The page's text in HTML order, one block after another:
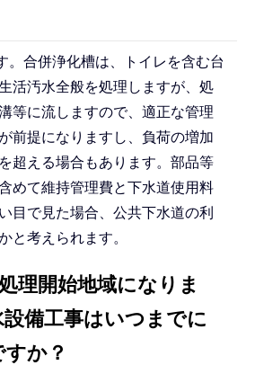
。合併浄化槽は、トイレを含む台
活汚水全般を処理しますが、処
等に流しますので、適正な管理
前提になりますし、負荷の増加
超える場合もあります。部品等
めて維持管理費と下水道使用料
目で見た場合、公共下水道の利
と考えられます。
理開始地域になりま
備工事はいつまでに
か？